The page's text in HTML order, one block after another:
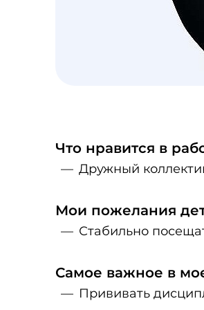
Что нравится в
Дружный
Мои пожелания
Стабильно
Самое важное в
Прививать